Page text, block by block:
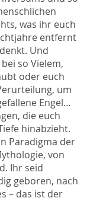
was ihr euch
entfernt
Und
so Vielem,
oder euch
um
Engel…
die euch
hinabzieht.
Paradigma der
von
Ihr seid
geboren, nach
– das ist der